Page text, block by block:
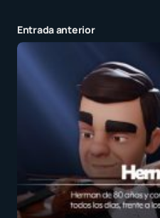
Entrada anterior